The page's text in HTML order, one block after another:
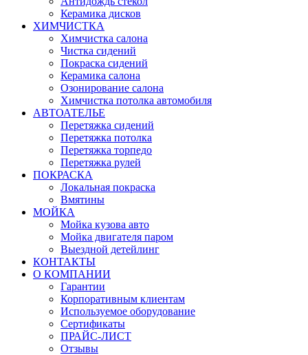
Керамика дисков
ХИМЧИСТКА
Химчистка салона
Чистка сидений
Покраска сидений
Керамика салона
Озонирование салона
Химчистка потолка автомобиля
АВТОАТЕЛЬЕ
Перетяжка сидений
Перетяжка потолка
Перетяжка торпедо
Перетяжка рулей
ПОКРАСКА
Локальная покраска
Вмятины
МОЙКА
Мойка кузова авто
Мойка двигателя паром
Выездной детейлинг
КОНТАКТЫ
О КОМПАНИИ
Гарантии
Корпоративным клиентам
Используемое оборудование
Сертификаты
ПРАЙС-ЛИСТ
Отзывы